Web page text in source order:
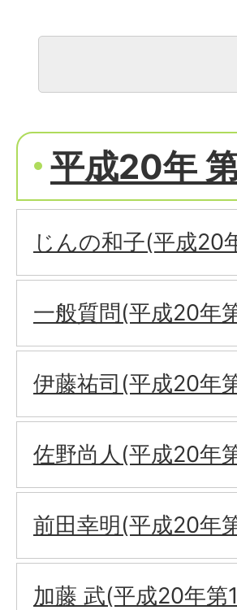
平成20年
じんの和子(平成20
一般質問(平成20年
伊藤祐司(平成20年
佐野尚人(平成20年
前田幸明(平成20年
加藤 武(平成20年第